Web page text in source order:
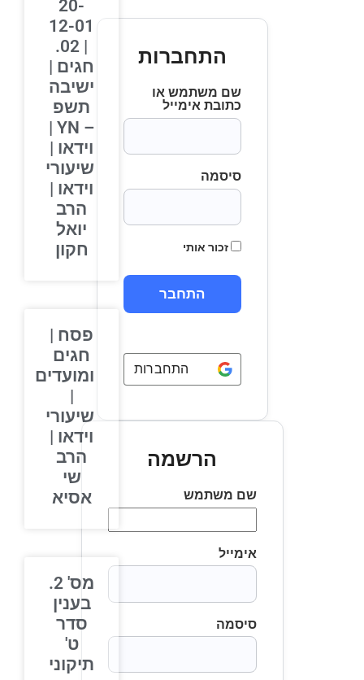
התחברות
שם משתמש או
כתובת אימייל
סיסמה
זכור אותי
התחברות באמצעותGoogle
הרשמה
שם משתמש
אימייל
סיסמה
20-
12-01
| 02.
חגים |
ישיבה
תשפ
– YN |
וידאו |
שיעורי
וידאו |
הרב
יואל
חקון
פסח |
חגים
ומועדים
שיעורי
וידאו |
הרב
שי
אסיא
מס' 2.
בענין
סדר
תיקוני